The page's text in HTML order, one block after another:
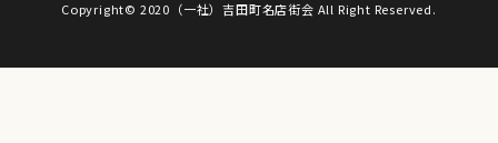
Copyright© 2020（一社）吉田町名店街会 All Right Reserved.